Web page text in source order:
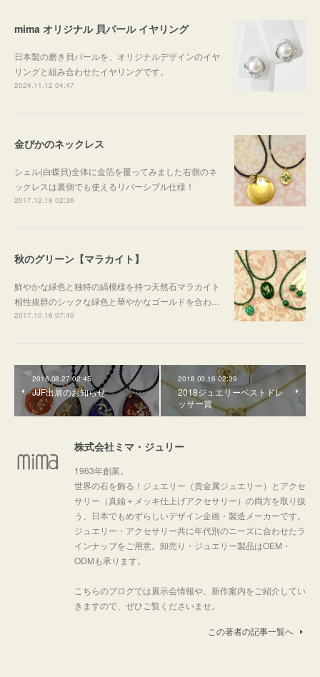
mima オリジナル 貝パール イヤリング
日本製の磨き貝パールを、オリジナルデザインのイヤ
リングと組み合わせたイヤリングです。
2024.11.12 04:47
金ぴかのネックレス
シェル(白蝶貝)全体に金箔を覆ってみました右側のネ
ックレスは裏側でも使えるリバーシブル仕様！
2017.12.19 02:36
秋のグリーン【マラカイト】
鮮やかな緑色と独特の縞模様を持つ天然石マラカイト
相性抜群のシックな緑色と華やかなゴールドを合わ…
2017.10.16 07:40
2018.08.27 02:45
JJF出展のお知らせ
2018.03.16 02:39
2018ジュエリーベストドレ
ッサー賞
株式会社ミマ・ジュリー
1963年創業。
世界の石を飾る！ジュエリー（貴金属ジュエリー）とアクセ
サリー（真鍮＋メッキ仕上げアクセサリー）の両方を取り扱
う、日本でもめずらしいデザイン企画・製造メーカーです。
ジュエリー・アクセサリー共に年代別のニーズに合わせたラ
インナップをご用意。卸売り・ジュエリー製品はOEM・
ODMも承ります。
こちらのブログでは展示会情報や、新作案内をご紹介してい
きますので、ぜひご覧くださいませ。
この著者の記事一覧へ